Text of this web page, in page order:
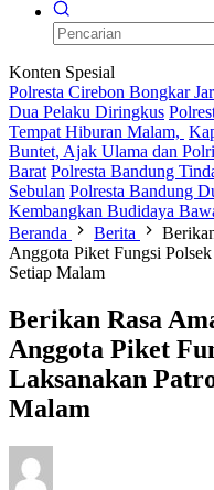
Konten Spesial
Polresta Cirebon Bongkar
Dua Pelaku Diringkus
Tempat Hiburan Malam,
Buntet, Ajak Ulama dan
Barat Polresta Bandung
Sebulan Polresta Bandung
Kembangkan Budidaya
Beranda
Berita
Anggota Piket Fungsi
Setiap Malam
Berikan Rasa
Anggota Piket
Laksanakan
Malam